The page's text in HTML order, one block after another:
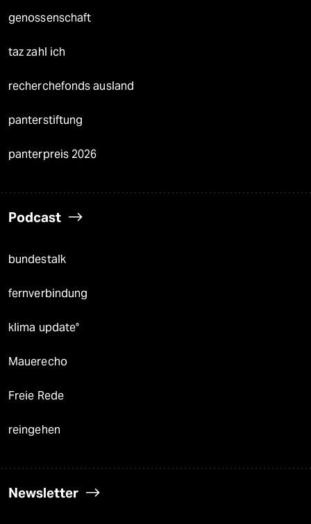
genossenschaft
taz zahl ich
recherchefonds ausland
panterstiftung
panterpreis 2026
Podcast
bundestalk
fernverbindung
klima update°
Mauerecho
Freie Rede
reingehen
Newsletter